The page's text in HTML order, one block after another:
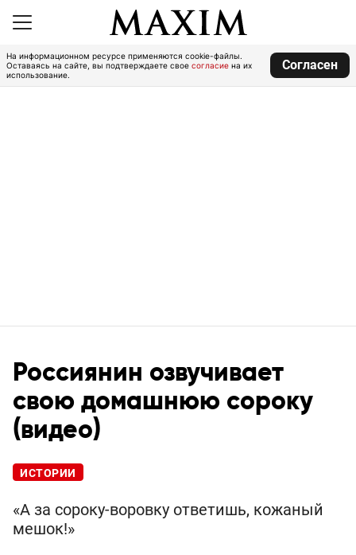
На информационном ресурсе применяются cookie-файлы.
Оставаясь на сайте, вы подтверждаете свое согласие на их
использование.
Согласен
Россиянин озвучивает
свою домашнюю сороку
(видео)
ИСТОРИИ
«А за сороку-воровку ответишь, кожаный
мешок!»